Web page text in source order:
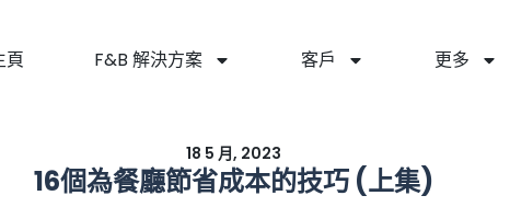
頁 F&B 解決方案 客戶 更多
18 5 月, 2023
16個為餐廳節省成本的技巧 (上集)